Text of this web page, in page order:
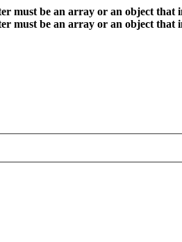
must be an array or an object that
must be an array or an object that